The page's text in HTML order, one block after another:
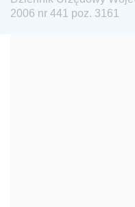
Dziennik Urzędowy
2006 nr 441 poz. 3161